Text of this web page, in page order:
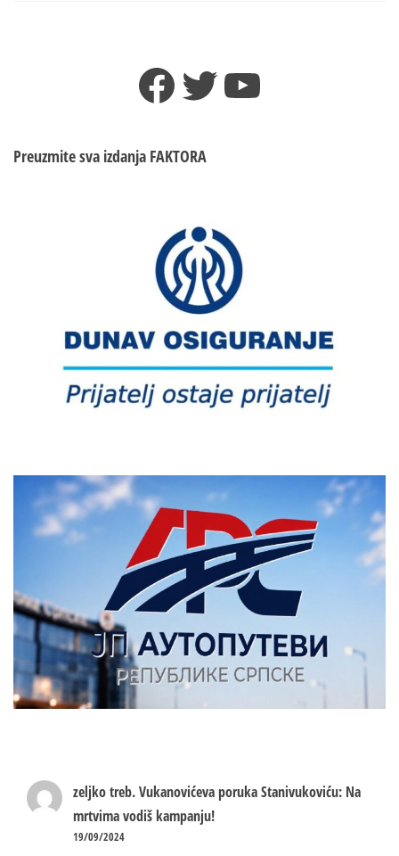
Facebook
TwitterYouTube
Preuzmite sva izdanja FAKTORA
zeljko treb.Vukanovićeva poruka Stanivukoviću: Na
mrtvima vodiš kampanju!
19/09/2024